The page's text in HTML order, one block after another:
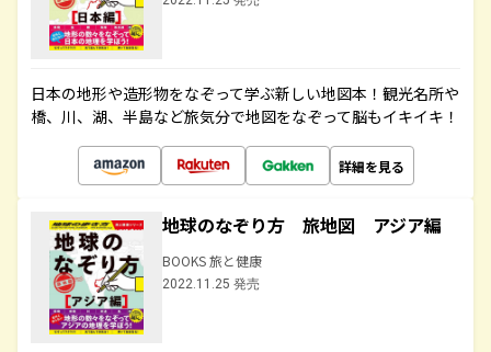
日本の地形や造形物をなぞって学ぶ新しい地図本！観光名所や
橋、川、湖、半島など旅気分で地図をなぞって脳もイキイキ！
詳細を見る
地球のなぞり方 旅地図 アジア編
BOOKS 旅と健康
2022.11.25 発売